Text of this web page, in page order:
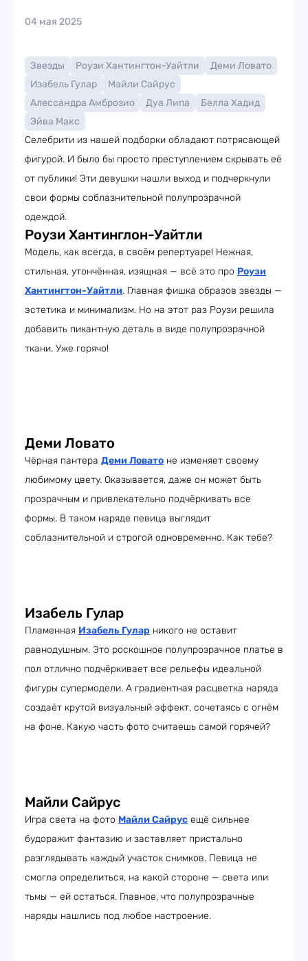
04 мая 2025
Звезды Роузи Хантингтон-Уайтли
Деми Ловато
Изабель Гулар
Майли Сайрус
Алессандра Амброзио
Дуа Липа
Белла Хадид
Эйва Макс
Селебрити из нашей подборки обладают потрясающей
фигурой. И было бы просто преступлением скрывать её
от публики! Эти девушки нашли выход и подчеркнули
свои формы соблазнительной полупрозрачной
одеждой.
Роузи Хантинглон-Уайтли
Модель, как всегда, в своём репертуаре! Нежная,
стильная, утончённая, изящная — всё это про Роузи
Хантингтон-Уайтли. Главная фишка образов звезды —
эстетика и минимализм. Но на этот раз Роузи решила
добавить пикантную деталь в виде полупрозрачной
ткани. Уже горячо!
Деми Ловато
Чёрная пантера Деми Ловато не изменяет своему
любимому цвету. Оказывается, даже он может быть
прозрачным и привлекательно подчёркивать все
формы. В таком наряде певица выглядит
соблазнительной и строгой одновременно. Как тебе?
Изабель Гулар
Пламенная Изабель Гулар никого не оставит
равнодушным. Это роскошное полупрозрачное платье в
пол отлично подчёркивает все рельефы идеальной
фигуры супермодели. А градиентная расцветка наряда
создаёт крутой визуальный эффект, сочетаясь с огнём
на фоне. Какую часть фото считаешь самой горячей?
Майли Сайрус
Игра света на фото Майли Сайрус ещё сильнее
будоражит фантазию и заставляет пристально
разглядывать каждый участок снимков. Певица не
смогла определиться, на какой стороне — света или
тьмы — ей остаться. Главное, что полупрозрачные
наряды нашлись под любое настроение.